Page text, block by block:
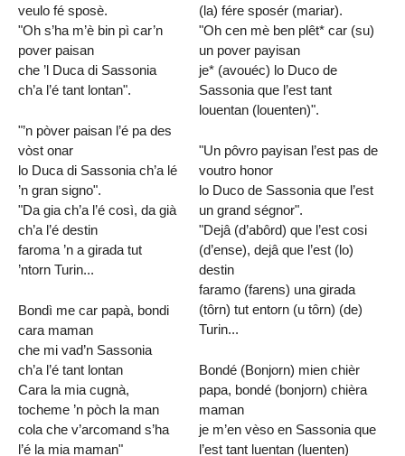
veulo fé sposè.
"Oh s’ha m’è bin pì car’n
pover paisan
che ’l Duca di Sassonia
ch’a l’é tant lontan".
"’n pòver paisan l’é pa des
vòst onar
lo Duca di Sassonia ch’a lé
’n gran signo".
"Da gia ch’a l’é così, da già
ch’a l’é destin
faroma ’n a girada tut
’ntorn Turin...
Bondì me car papà, bondi
cara maman
che mi vad’n Sassonia
ch’a l’é tant lontan
Cara la mia cugnà,
tocheme ’n pòch la man
cola che v’arcomand s’ha
l’é la mia maman"
(la) fére sposér (mariar).
"Oh cen mè ben plêt* car (su)
un pover payisan
je* (avouéc) lo Duco de
Sassonia que l’est tant
louentan (louenten)".
"Un pôvro payisan l’est pas de
voutro honor
lo Duco de Sassonia que l’est
un grand ségnor".
"Dejâ (d’abôrd) que l’est cosi
(d’ense), dejâ que l’est (lo)
destin
faramo (farens) una girada
(tôrn) tut entorn (u tôrn) (de)
Turin...
Bondé (Bonjorn) mien chièr
papa, bondé (bonjorn) chièra
maman
je m’en vèso en Sassonia que
l’est tant luentan (luenten)